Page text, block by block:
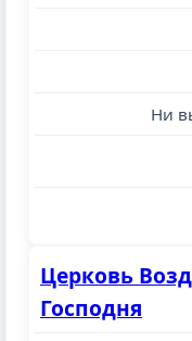
Ни
Церковь
Господня